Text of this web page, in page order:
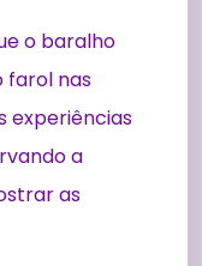
o baralho
farol nas
experiências
a
as